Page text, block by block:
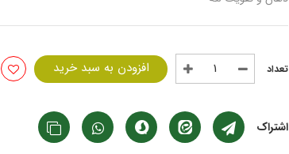
افزودن به سبد خرید
اشتراک